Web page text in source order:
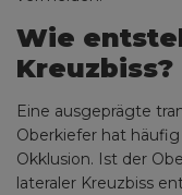
Wie
Kreuzbiss?
Eine ausgeprägte
Oberkiefer hat
Okklusion. Ist der
lateraler Kreuzbiss